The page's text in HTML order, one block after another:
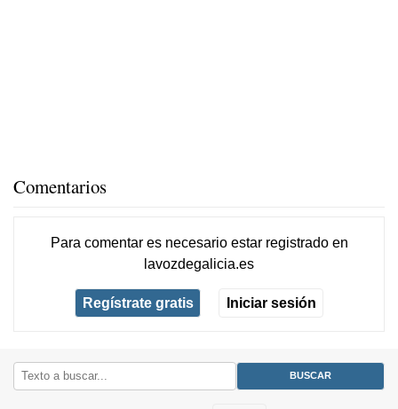
Comentarios
Para comentar es necesario estar registradoen
lavozdegalicia.es
Regístrate gratis Iniciar sesión